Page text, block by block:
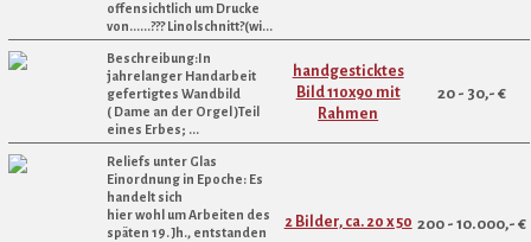
offensichtlich um Drucke
von......??? Linolschnitt?(wi...
Beschreibung:In
jahrelanger Handarbeit
gefertigtes Wandbild
( Dame an der Orgel )Teil
eines Erbes; ...
handgesticktes
Bild 110x90 mit
Rahmen
20 - 30,- €
Reliefs unter Glas
Einordnung in Epoche: Es
handelt sich
hier wohl um Arbeiten des
späten 19. Jh., entstanden
2 Bilder, ca. 20 x 50 200 - 10.000,- €